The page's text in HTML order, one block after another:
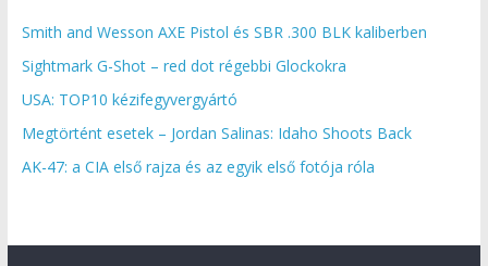
Smith and Wesson AXE Pistol és SBR .300 BLK kaliberben
Sightmark G-Shot – red dot régebbi Glockokra
USA: TOP10 kézifegyvergyártó
Megtörtént esetek – Jordan Salinas: Idaho Shoots Back
AK-47: a CIA első rajza és az egyik első fotója róla